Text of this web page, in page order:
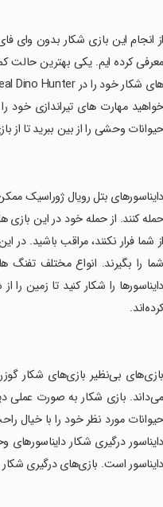
‏از انجام این بازی شکار بدون وای
خواهید مهارت های تیراندازی خود
حیوانات وحشی را از بین ببرید تا از
‏دایناسورهای بتل رویال ژوراسیک
حمله کنند. از حمله خود در این
از شما فرار نکنند، مراقب باشید.
شما را بگیرند. انواع مختلف تفنگ
دایناسورها را شکار کنید تا زمین
کرده‌اند.
‏بازی‌های بی‌نظیر بازی‌های شکار
می‌داند. بازی شکار به صورت عملی
حیوانات مورد نظر خود را با خیال
دایناسور درگیری شکار
دایناسور است. بازی‌های درگیری